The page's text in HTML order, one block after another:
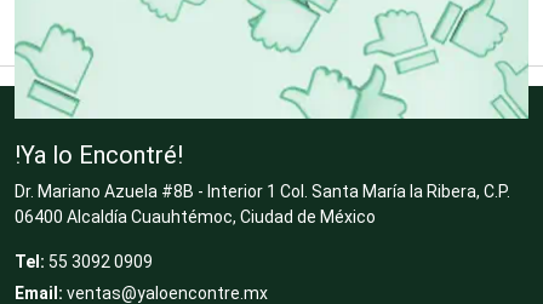
Clínicas de Rehabilitación
Clubes Deportivos
!Ya lo Encontré!
Dr. Mariano Azuela #8B - Interior 1 Col. Santa María la Ribera, C.P.
06400 Alcaldía Cuauhtémoc, Ciudad de México
Tel: 55 3092 0909
Email: ventas@yaloencontre.mx